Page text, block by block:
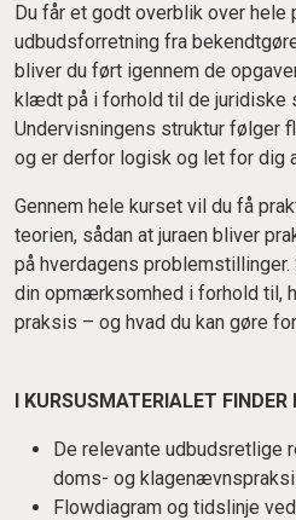
Du får et godt overblik over hele
udbudsforretning fra
bliver du ført igennem de
klædt på i forhold til de juridiske
Undervisningens struktur følger
og er derfor logisk og let for dig
Gennem hele kurset vil du få
teorien, sådan at juraen bliver
på hverdagens
din opmærksomhed i forhold til,
praksis – og hvad du kan gøre
I KURSUSMATERIALET
De relevante
doms- og
Flowdiagram og tidslinje